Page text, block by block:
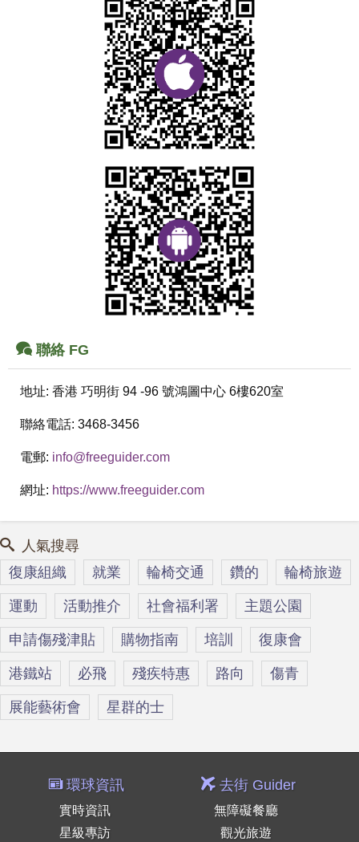
聯絡 FG
地址: 香港 巧明街 94 -96 號鴻圖中心 6樓620室
聯絡電話: 3468-3456
電郵: info@freeguider.com
網址: https://www.freeguider.com
人氣搜尋
復康組織 就業 輪椅交通 鑽的 輪椅旅遊
運動 活動推介 社會福利署 主題公園
申請傷殘津貼 購物指南 培訓 復康會
港鐵站 必飛 殘疾特惠 路向 傷青
展能藝術會 星群的士
環球資訊
實時資訊
星級專訪
去街 Guider
無障礙餐廳
觀光旅遊